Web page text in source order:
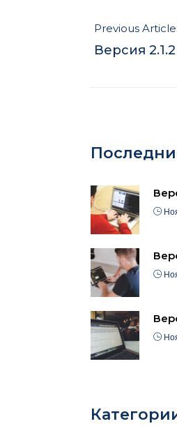
Previous Article:
Версия 2.1.2